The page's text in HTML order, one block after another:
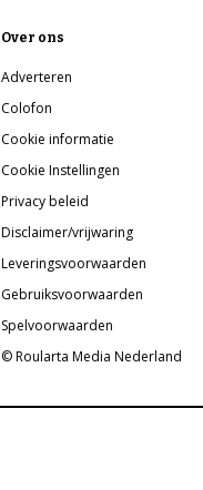
Over ons
Adverteren
Colofon
Cookie informatie
Cookie Instellingen
Privacy beleid
Disclaimer/vrijwaring
Leveringsvoorwaarden
Gebruiksvoorwaarden
Spelvoorwaarden
© Roularta Media Nederland